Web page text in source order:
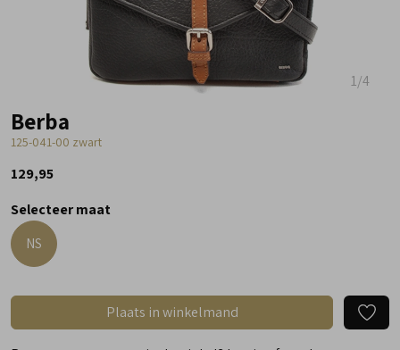
1/4
Berba
125-041-00 zwart
129,95
Selecteer maat
NS
Plaats in winkelmand